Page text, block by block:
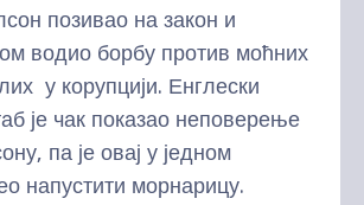
позивао на закон и
водио борбу против моћних
у корупцији. Енглески
је чак показао неповерење
па је овај у једном
напустити морнарицу.